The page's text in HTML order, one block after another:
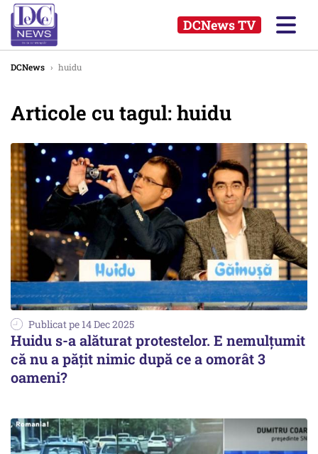
DCNews TV
DCNews › huidu
Articole cu tagul: huidu
Publicat pe 14 Dec 2025
Huidu s-a alăturat protestelor. E nemulțumit
că nu a pățit nimic după ce a omorât 3
oameni?